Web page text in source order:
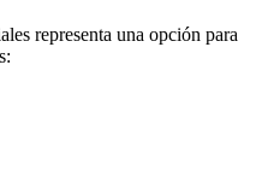
representa una opción para